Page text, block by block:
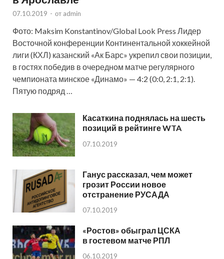
07.10.2019 - от admin
Фото: Maksim Konstantinov/Global Look Press Лидер
Восточной конференции Континентальной хоккейной
лиги (КХЛ) казанский «Ак Барс» укрепил свои позиции,
в гостях победив в очередном матче регулярного
чемпионата минское «Динамо» — 4:2 (0:0, 2:1, 2:1).
Пятую подряд …
Касаткина поднялась на шесть
позиций в рейтинге WTA
07.10.2019
Ганус рассказал, чем может
грозит России новое
отстранение РУСАДА
07.10.2019
«Ростов» обыграл ЦСКА
в гостевом матче РПЛ
06.10.2019